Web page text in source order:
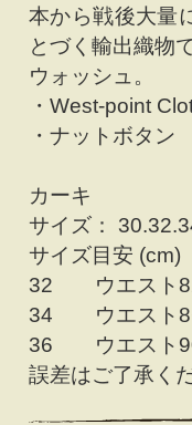
本から戦後大量
とづく輸出織物
ウォッシュ。
・West-point
・ナットボタン
カーキ
サイズ：
サイズ目安 (cm)
32 ウエスト
34 ウエスト
36 ウエスト
誤差はご了承く